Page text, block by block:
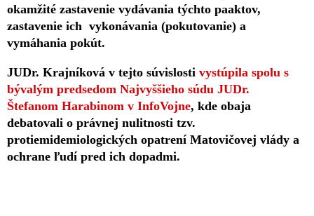
okamžité zastavenie vydávania týchto paaktov,
zastavenie ich vykonávania (pokutovanie) a
vymáhania pokút.
JUDr. Krajníková v tejto súvislosti vystúpila spolu s
bývalým predsedom Najvyššieho súdu JUDr.
Štefanom Harabinom v InfoVojne, kde obaja
debatovali o právnej nulitnosti tzv.
protiemidemiologických opatrení Matovičovej vlády a
ochrane ľudí pred ich dopadmi.